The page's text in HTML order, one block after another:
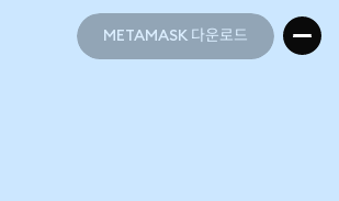
METAMASK 다운로드